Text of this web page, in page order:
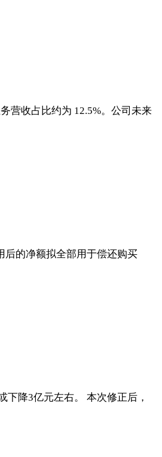
营收占比约为 12.5%。公司未来
后的净额拟全部用于偿还购买
下降3亿元左右。 本次修正后，